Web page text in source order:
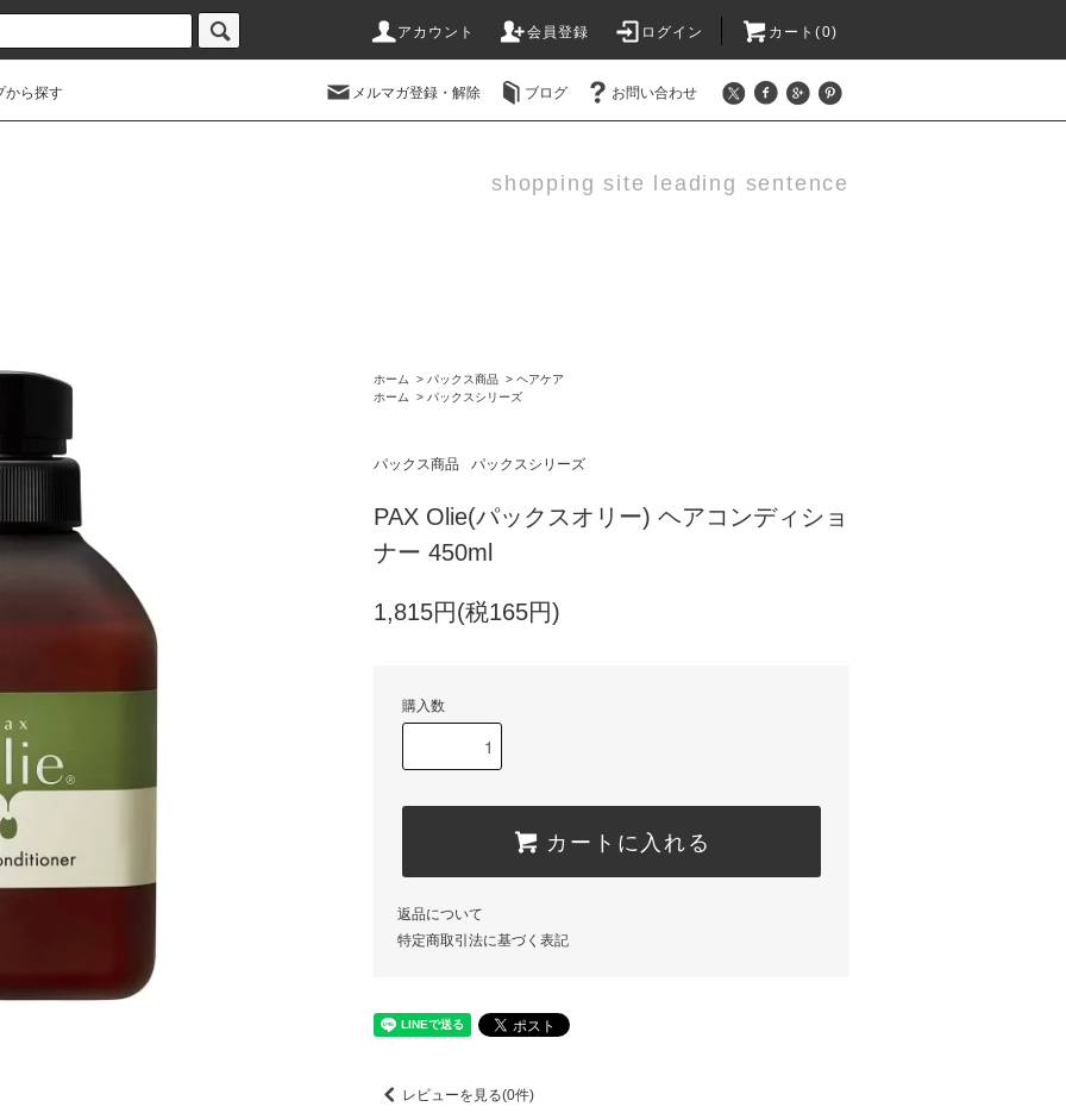
アカウント 会員登録 ログイン カート(0)
から探す メルマガ登録・解除 ブログ お問い合わせ
shopping site leading sentence
ホーム > パックス商品 > ヘアケア
ホーム
> パックスシリーズ
パックス商品 パックスシリーズ
PAX Olie(パックスオリー) ヘアコンディショ
ナー 450ml
1,815円(税165円)
購入数
カートに入れる
返品について
特定商取引法に基づく表記
レビューを見る(0件)